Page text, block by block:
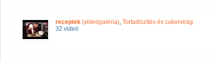
receptek (videógaléria), Tortadíszítés és cukorvirág
32 videó